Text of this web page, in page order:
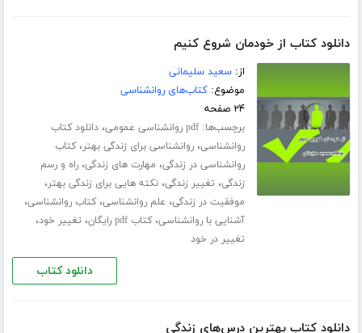
دانلود کتاب از خودمان شروع کنیم
از:سعید سلیمانی
موضوع:کتاب‌های روانشناسی
۲۴ صفحه
برچسب‌ها:pdf روانشناسی عمومی ،دانلود کتاب
روانشناسی،روانشناسی برای زندگی بهتر،کتاب
روانشناسی در زندگی، مهارت های زندگی،راه و رسم
زندگی، تغییر زندگی،نکته هایی برای زندگی بهتر،
موفقیت در زندگی، علم روانشناسی،کتاب روانشناسی،
آشنایی با روانشناسی،کتاب pdf رایگان ، تغییر خود،
تغییر در خود
دانلود کتاب
دانلود کتاب بهترین درس‌های زندگی